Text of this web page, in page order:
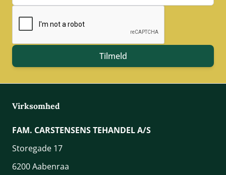
E-mail adresse
Tilmeld
Virksomhed
FAM. CARSTENSENS TEHANDEL A/S
Storegade 17
6200 Aabenraa